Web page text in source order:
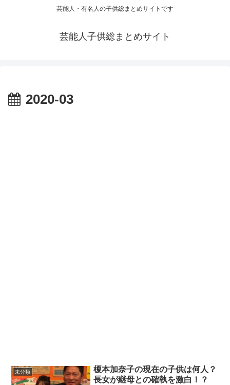
芸能人・有名人の子供総まとめサイトです
芸能人子供総まとめサイト
2020-03
未分類
榎本加奈子の現在の子供は何人？
長女が継母との確執を激白！？